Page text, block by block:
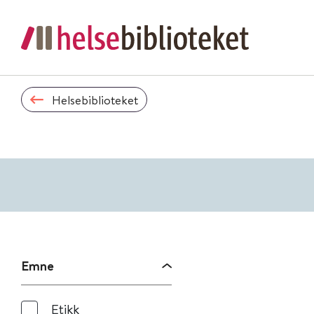
Helsebiblioteket
Emne
Etikk